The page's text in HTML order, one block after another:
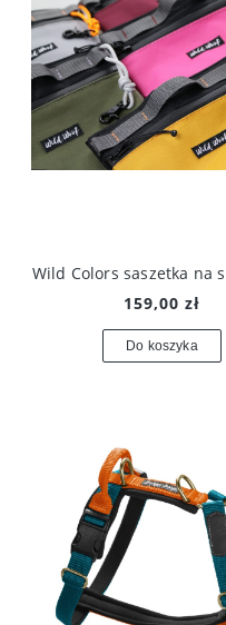
Wild Colors saszetka na
159,00 zł
Do koszyka